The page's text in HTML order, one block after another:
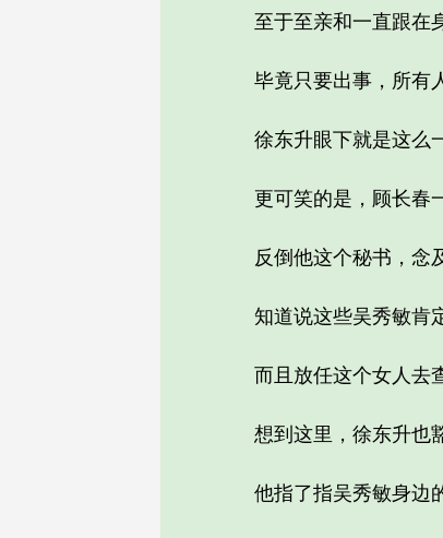
至于至亲和一直跟在身
毕竟只要出事，所有人
徐东升眼下就是这么一
更可笑的是，顾长春一
反倒他这个秘书，念及
知道说这些吴秀敏肯定
而且放任这个女人去查
想到这里，徐东升也豁
他指了指吴秀敏身边的